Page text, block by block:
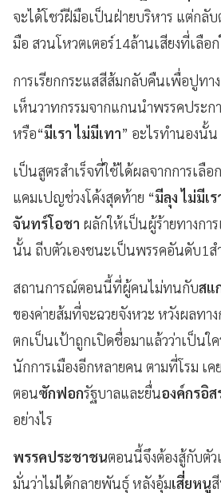
จะได้โชว์ฝีมือเป็นฝ่ายบริหาร แต่กลั
มือ สวนโหวตเตอร์14ล้านเสียงที่เลือ
การเรียกกระแสสีส้มกลับคืนเพื่อปูทาง
เห็นวาทกรรมจากแกนนำพรรคประก
หรือ“มีเรา ไม่มีเทา” อะไรทำนองนั้น
เป็นสูตรสำเร็จที่ใช้ได้ผลจากการเลื
แคมเปญช่วงโค้งสุดท้าย “มีลุง ไม่มีเร
จันทร์โอชา ผลักให้เป็นผู้ร้ายทางกา
นั้น ถีบตัวเองชนะเป็นพรรคอันดับ1ส
สถานการณ์ตอนนี้ที่ผู้คนไม่ทนกับสแ
ของค่ายส้มที่จะฉวยจังหวะ หวังผลทา
ตกเป็นเป้าถูกเปิดชื่อมาแล้วว่าเป็นใ
นักการเมืองอีกหลายคน ตามที่โรม เค
ตอนซักฟอกรัฐบาลและยื่นองค์กรอิส
อย่างไร
พรรคประชาชนตอนนี้จึงต้องสู้กับตัว
มั่นว่าไม่ได้กลายพันธุ์ หลังอุ้มเสี่ยหนู